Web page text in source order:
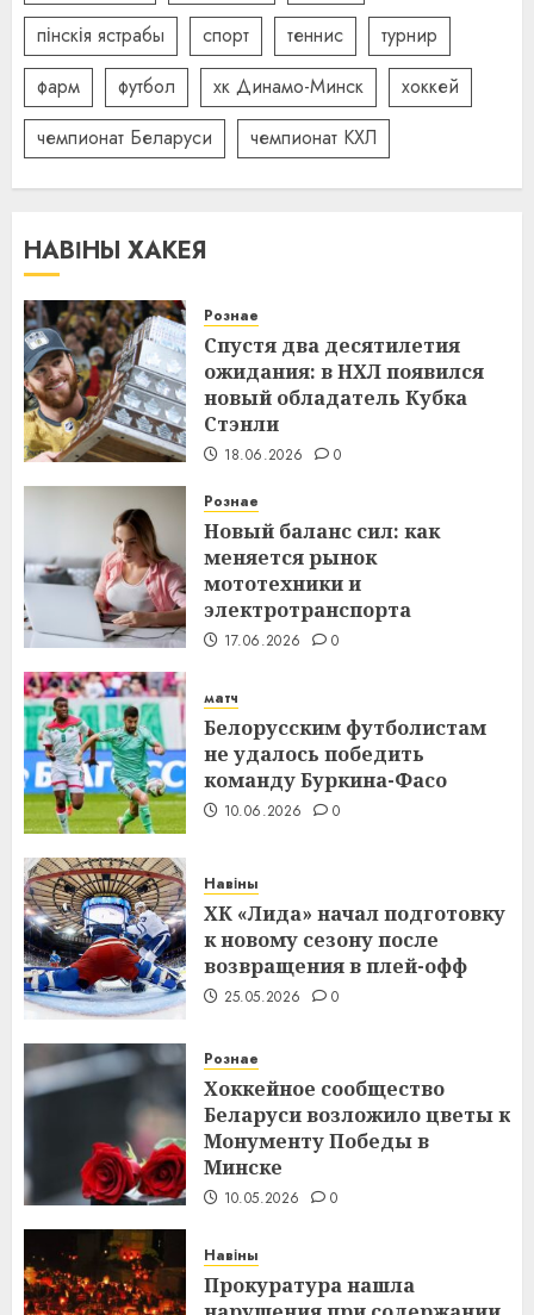
пінскія ястрабы
спорт теннис
турнир
фарм
футбол хк Динамо-Минск
хоккей
чемпионат Беларуси
чемпионат КХЛ
НАВІНЫ ХАКЕЯ
Рознае
Спустя два десятилетия
ожидания: в НХЛ появился
новый обладатель Кубка
Стэнли
18.06.2026 0
Рознае
Новый баланс сил: как
меняется рынок
мототехники и
электротранспорта
17.06.2026 0
матч
Белорусским футболистам
не удалось победить
команду Буркина-Фасо
10.06.2026 0
Навіны
ХК «Лида» начал подготовку
к новому сезону после
возвращения в плей-офф
25.05.2026 0
Рознае
Хоккейное сообщество
Беларуси возложило цветы к
Монументу Победы в
Минске
10.05.2026 0
Навіны
Прокуратура нашла